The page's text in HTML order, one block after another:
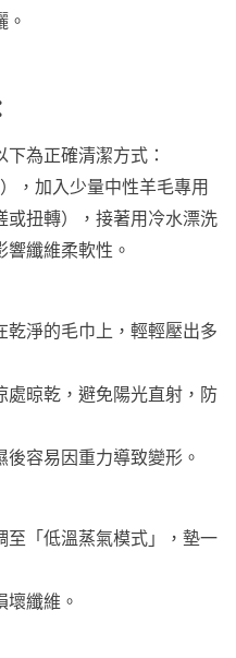
。
為正確清潔方式：
，加入少量中性羊毛專用
或扭轉），接著用冷水漂洗
響纖維柔軟性。
乾淨的毛巾上，輕輕壓出多
處晾乾，避免陽光直射，防
容易因重力導致變形。
至「低溫蒸氣模式」，墊一
壞纖維。